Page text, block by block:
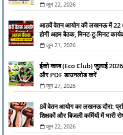
जून 22, 2026
आठवें वेतन आयोग की लखनऊ में 22
होगी अहम बैठक, मिनट-टू-मिनट
जून 21, 2026
ईको क्लब (Eco Club) जुलाई 2026
और PDF डाउनलोड करें
जून 27, 2026
8वें वेतन आयोग का लखनऊ दौरा:
शिक्षकों और बिजली कर्मियों में भारी
जून 22, 2026